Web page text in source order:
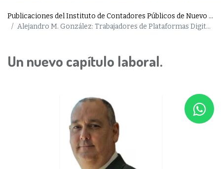
Publicaciones del Instituto de Contadores Públicos de Nuevo León
Alejandro M. González: Trabajadores de Plataformas Digitales en México
Un nuevo capítulo laboral.